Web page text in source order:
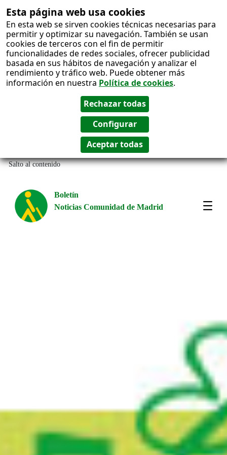
Esta página web usa cookies
En esta web se sirven cookies técnicas necesarias para
permitir y optimizar su navegación. También se usan
cookies de terceros con el fin de permitir
funcionalidades de redes sociales, ofrecer publicidad
basada en sus hábitos de navegación y analizar el
rendimiento y tráfico web. Puede obtener más
información en nuestra Política de cookies.
Salto al contenido
Boletín
Noticias Comunidad de Madrid